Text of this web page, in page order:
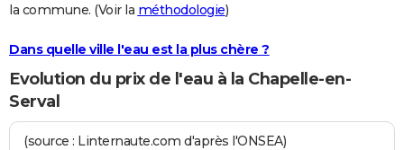
la commune. (Voir la méthodologie)
Dans quelle ville l'eau est la plus chère ?
Evolution du prix de l'eau à la Chapelle-en-
Serval
(source : Linternaute.com d'après l'ONSEA)